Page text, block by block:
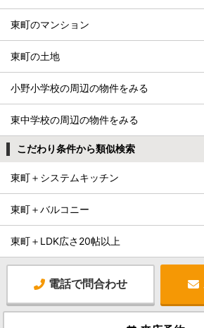
東町のマンション
東町の土地
小野小学校の周辺の物件をみる
東中学校の周辺の物件をみる
こだわり条件から類似検索
東町＋システムキッチン
東町＋バルコニー
東町＋LDK広さ20帖以上
電話で問合わせ